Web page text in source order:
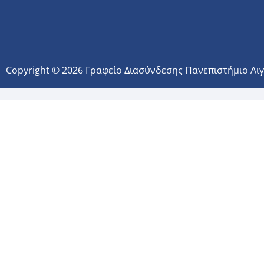
Copyright © 2026 Γραφείο Διασύνδεσης Πανεπιστήμιο